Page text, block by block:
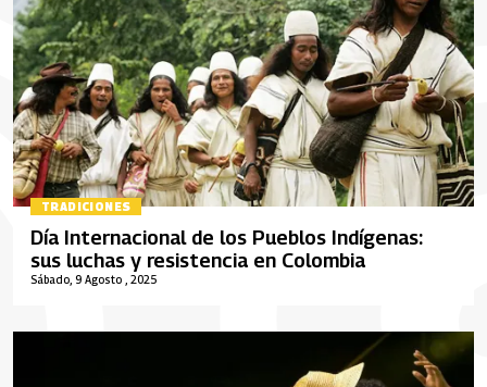
TRADICIONES
Sábado, 9 Agosto , 2025
Día Internacional de los Pueblos Indígenas:
sus luchas y resistencia en Colombia